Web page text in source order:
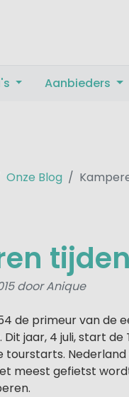
Aanbieders
Onze Blog
door Anique
de primeur van
jaar, 4 juli, start de
meest gefietst